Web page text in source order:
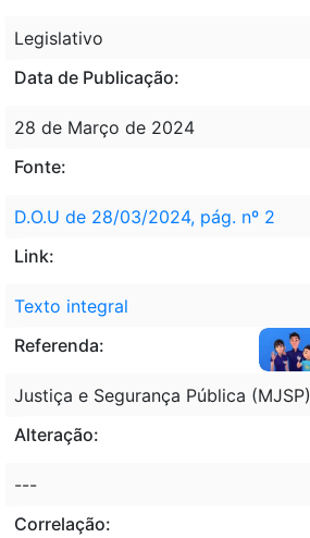
Legislativo
Data de Publicação:
28 de Março de 2024
Fonte:
D.O.U de 28/03/2024, pág. nº 2
Link:
Texto integral
Referenda:
Justiça e Segurança Pública (MJSP)
Alteração:
---
Correlação: